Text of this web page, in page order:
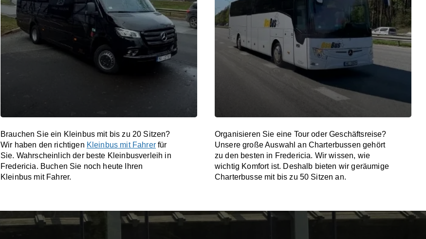
Brauchen Sie ein Kleinbus mit bis zu 20 Sitzen?
Wir haben den richtigen Kleinbus mit Fahrerfür
Sie. Wahrscheinlich der beste Kleinbusverleih in
Fredericia. Buchen Sie noch heute Ihren
Kleinbus mit Fahrer.
Organisieren Sie eine Tour oder Geschäftsreise?
Unsere große Auswahl an Charterbussen gehört
zu den besten in Fredericia. Wir wissen, wie
wichtig Komfort ist. Deshalb bieten wir geräumige
Charterbusse mit bis zu 50 Sitzen an.